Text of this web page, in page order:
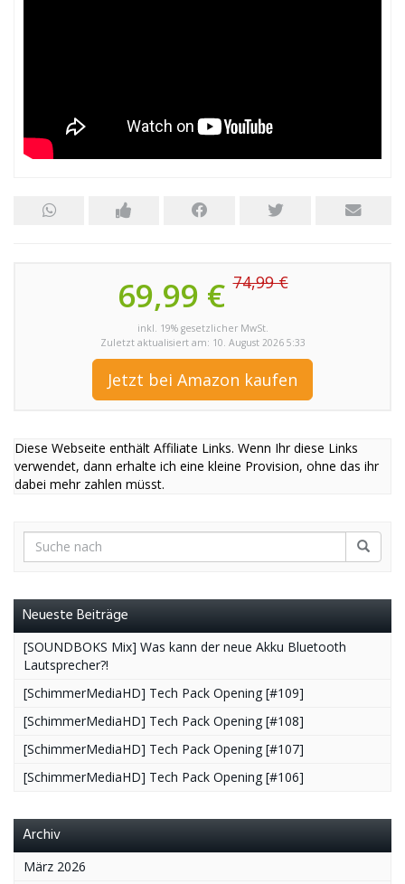
69,99 €74,99 €
inkl. 19% gesetzlicher MwSt.
Zuletzt aktualisiert am: 10. August 2026 5:33
Jetzt bei Amazon kaufen
Diese Webseite enthält Affiliate Links. Wenn Ihr diese Links
verwendet, dann erhalte ich eine kleine Provision, ohne das ihr
dabei mehr zahlen müsst.
Neueste Beiträge
[SOUNDBOKS Mix] Was kann der neue Akku Bluetooth
Lautsprecher?!
[SchimmerMediaHD] Tech Pack Opening [#109]
[SchimmerMediaHD] Tech Pack Opening [#108]
[SchimmerMediaHD] Tech Pack Opening [#107]
[SchimmerMediaHD] Tech Pack Opening [#106]
Archiv
März 2026